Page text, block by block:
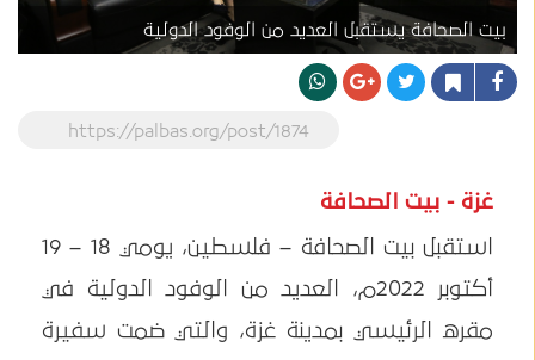
بيت الصحافة يستقبل العديد من الوفود الدولية
https://palbas.org/post/1874
غزة - بيت الصحافة
استقبل بيت الصحافة – فلسطين، يومي 18 – 19
أكتوبر 2022م، العديد من الوفود الدولية في
مقره الرئيسي بمدينة غزة، والتي ضمت سفيرة